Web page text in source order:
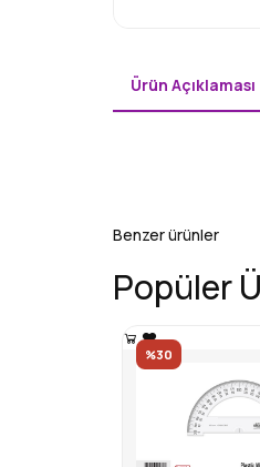
Ürün Açıklaması
Benzer ürünler
Popüler
%30